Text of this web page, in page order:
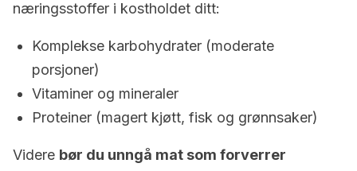
næringsstoffer i kostholdet ditt:
Komplekse karbohydrater (moderate
porsjoner)
Vitaminer og mineraler
Proteiner (magert kjøtt, fisk og grønnsaker)
Videre bør du unngå mat som forverrer